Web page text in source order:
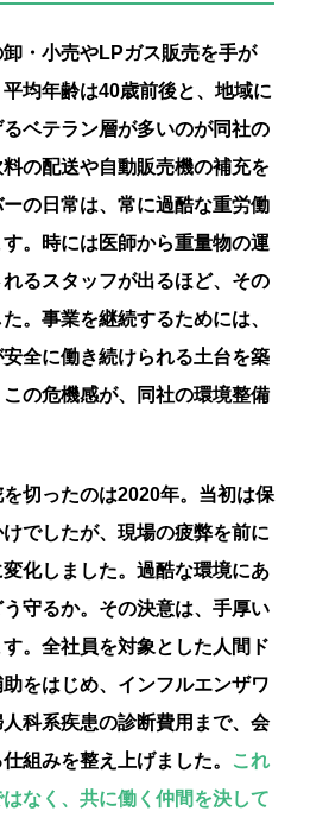
・小売やLPガス販売を手が
均年齢は40歳前後と、地域に
ベテラン層が多いのが同社の
の配送や自動販売機の補充を
の日常は、常に過酷な重労働
。時には医師から重量物の運
るスタッフが出るほど、その
。事業を継続するためには、
全に働き続けられる土台を築
の危機感が、同社の環境整備
切ったのは2020年。当初は保
でしたが、現場の疲弊を前に
化しました。過酷な環境にあ
守るか。その決意は、手厚い
。全社員を対象とした人間ド
をはじめ、インフルエンザワ
科系疾患の診断費用まで、会
組みを整え上げました。
これ
なく、共に働く仲間を決して